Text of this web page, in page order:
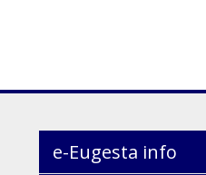
e-Eugesta info